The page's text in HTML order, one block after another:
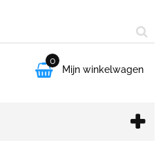

0
Mijn winkelwagen